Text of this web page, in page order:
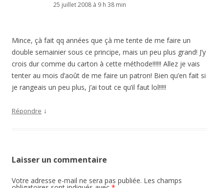
25 juillet 2008 à 9 h 38 min
Mince, çà fait qq années que çà me tente de me faire un
double semainier sous ce principe, mais un peu plus grand! J’y
crois dur comme du carton à cette méthode!!!!!! Allez je vais
tenter au mois d’août de me faire un patron! Bien qu’en fait si
je rangeais un peu plus, j’ai tout ce qu’il faut lol!!!!!
Répondre ↓
Laisser un commentaire
Votre adresse e-mail ne sera pas publiée. Les champs